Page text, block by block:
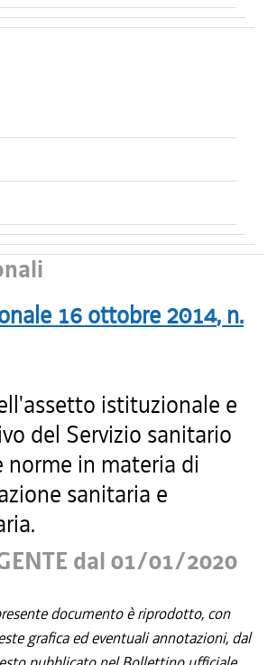
16 ottobre 2014, n.
istituzionale e
del Servizio sanitario
norme in materia di
sanitaria e
dal 01/01/2020
documento è riprodotto, con
grafica ed eventuali annotazioni, dal